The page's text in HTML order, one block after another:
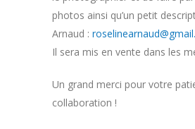
photos ainsi qu’un petit
Arnaud :
Il sera mis en vente dans les
Un grand merci pour votre
collaboration !